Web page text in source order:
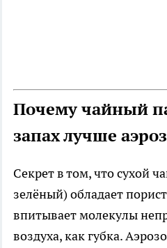
Почему чайный
запах лучше
Секрет в том, что сухой
зелёный) обладает
впитывает молекулы
воздуха, как губка.